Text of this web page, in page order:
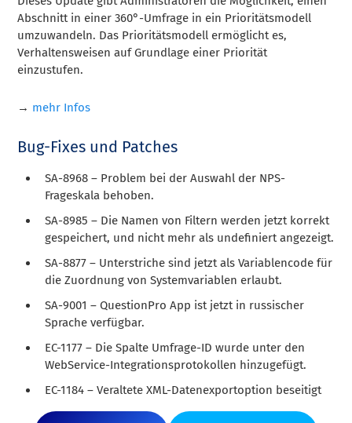
Abschnitt in einer 360°-Umfrage in ein Prioritätsmodell
umzuwandeln. Das Prioritätsmodell ermöglicht es,
Verhaltensweisen auf Grundlage einer Priorität
einzustufen.
→ mehr Infos
Bug-Fixes und Patches
SA-8968 – Problem bei der Auswahl der NPS-
Frageskala behoben.
SA-8985 – Die Namen von Filtern werden jetzt korrekt
gespeichert, und nicht mehr als undefiniert angezeigt.
SA-8877 – Unterstriche sind jetzt als Variablencode für
die Zuordnung von Systemvariablen erlaubt.
SA-9001 – QuestionPro App ist jetzt in russischer
Sprache verfügbar.
EC-1177 – Die Spalte Umfrage-ID wurde unter den
WebService-Integrationsprotokollen hinzugefügt.
EC-1184 – Veraltete XML-Datenexportoption beseitigt